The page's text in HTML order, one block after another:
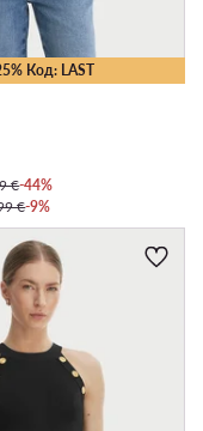
Код: LAST
€-44%
€-9%